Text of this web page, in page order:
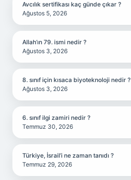
Avcılık sertifikası kaç günde çıkar ?
Ağustos 5, 2026
Allah’ın 79. ismi nedir ?
Ağustos 3, 2026
8. sınıf için kısaca biyoteknoloji nedir ?
Ağustos 3, 2026
6. sınıf ilgi zamiri nedir ?
Temmuz 30, 2026
Türkiye, İsrail’i ne zaman tanıdı ?
Temmuz 29, 2026